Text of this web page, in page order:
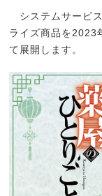
システムサービ
ライズ商品を2023
て展開します。